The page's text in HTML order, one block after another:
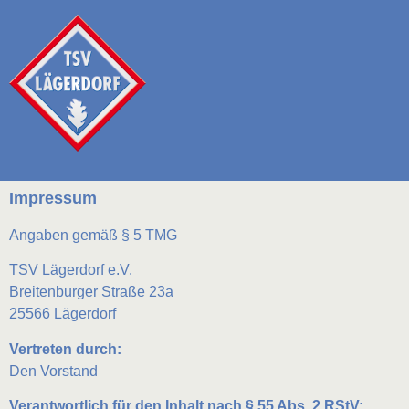
Impressum
Angaben gemäß § 5 TMG
TSV Lägerdorf e.V.
Breitenburger Straße 23a
25566 Lägerdorf
Vertreten durch:
Den Vorstand